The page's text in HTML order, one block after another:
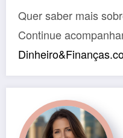
Quer saber mais
Continue